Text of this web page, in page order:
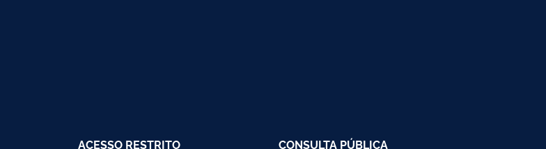
ACESSO RESTRITO CONSULTA PÚBLICA